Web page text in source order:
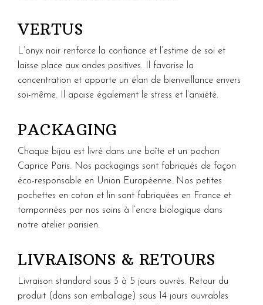
VERTUS
L’onyx noir renforce la confiance et l’estime de soi et
laisse place aux ondes positives. Il favorise la
concentration et apporte un élan de bienveillance envers
soi-même. Il apaise également le stress et l’anxiété.
PACKAGING
Chaque bijou est livré dans une boîte et un pochon
Caprice Paris. Nos packagings sont fabriqués de façon
éco-responsable en Union Européenne. Nos petites
pochettes en coton et lin sont fabriquées en France et
tamponnées par nos soins à l’encre biologique dans
notre atelier parisien.
LIVRAISONS & RETOURS
Livraison standard sous 3 à 5 jours ouvrés. Retour du
produit (dans son emballage) sous 14 jours ouvrables